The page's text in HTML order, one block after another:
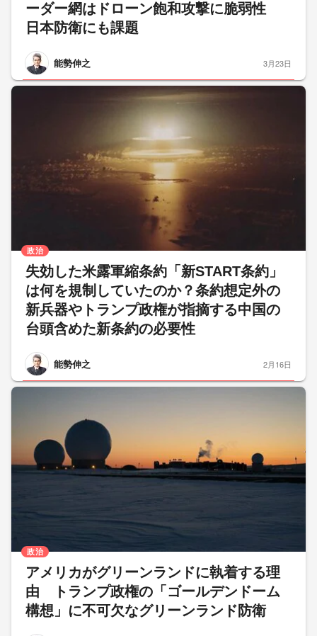
ーダー網はドローン飽和攻撃に脆弱性
日本防衛にも課題
能勢伸之 3月23日
失効した米露軍縮条約「新START条約」
は何を規制していたのか？条約想定外の
新兵器やトランプ政権が指摘する中国の
台頭含めた新条約の必要性
能勢伸之
政治
2月16日
アメリカがグリーンランドに執着する理
由 トランプ政権の「ゴールデンドーム
構想」に不可欠なグリーンランド防衛
政治